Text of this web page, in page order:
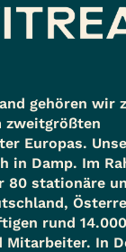
gehören wir
zweitgrößten
Europas.
in Damp. Im
80 stationäre
rund 14.000
Mitarbeiter. In